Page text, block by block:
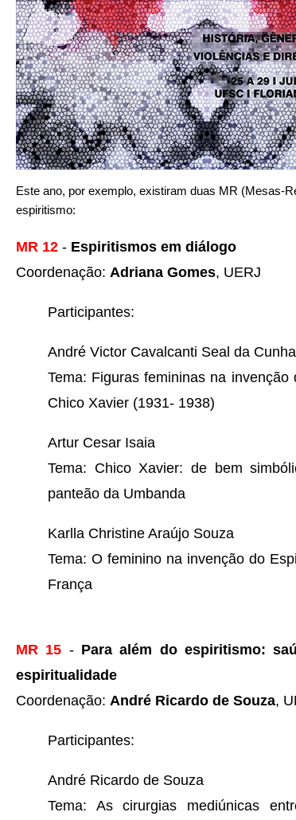
Este ano, por exemplo, existiram duas MR (Mesas-
espiritismo:
MR 12 - Espiritismos em diálogo
Coordenação: Adriana Gomes, UERJ
Participantes:
André Victor Cavalcanti Seal da Cunha
Tema: Figuras femininas na invenção
Chico Xavier (1931- 1938)
Artur Cesar Isaia
Tema: Chico Xavier: de bem
panteão da Umbanda
Karlla Christine Araújo Souza
Tema: O feminino na invenção do
França
MR 15 - Para além do espiritismo:
espiritualidade
Coordenação: André Ricardo de Souza,
Participantes:
André Ricardo de Souza
Tema: As cirurgias mediúnicas